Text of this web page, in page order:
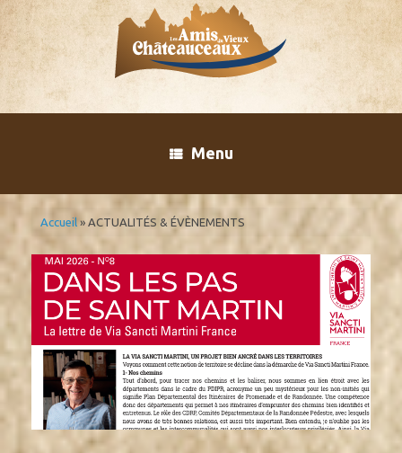
Skip
to
content
Menu
Accueil » ACTUALITÉS & ÉVÈNEMENTS